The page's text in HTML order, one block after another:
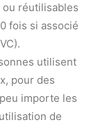
réutilisables
fois si associé
utilisent
pour des
importe les
de